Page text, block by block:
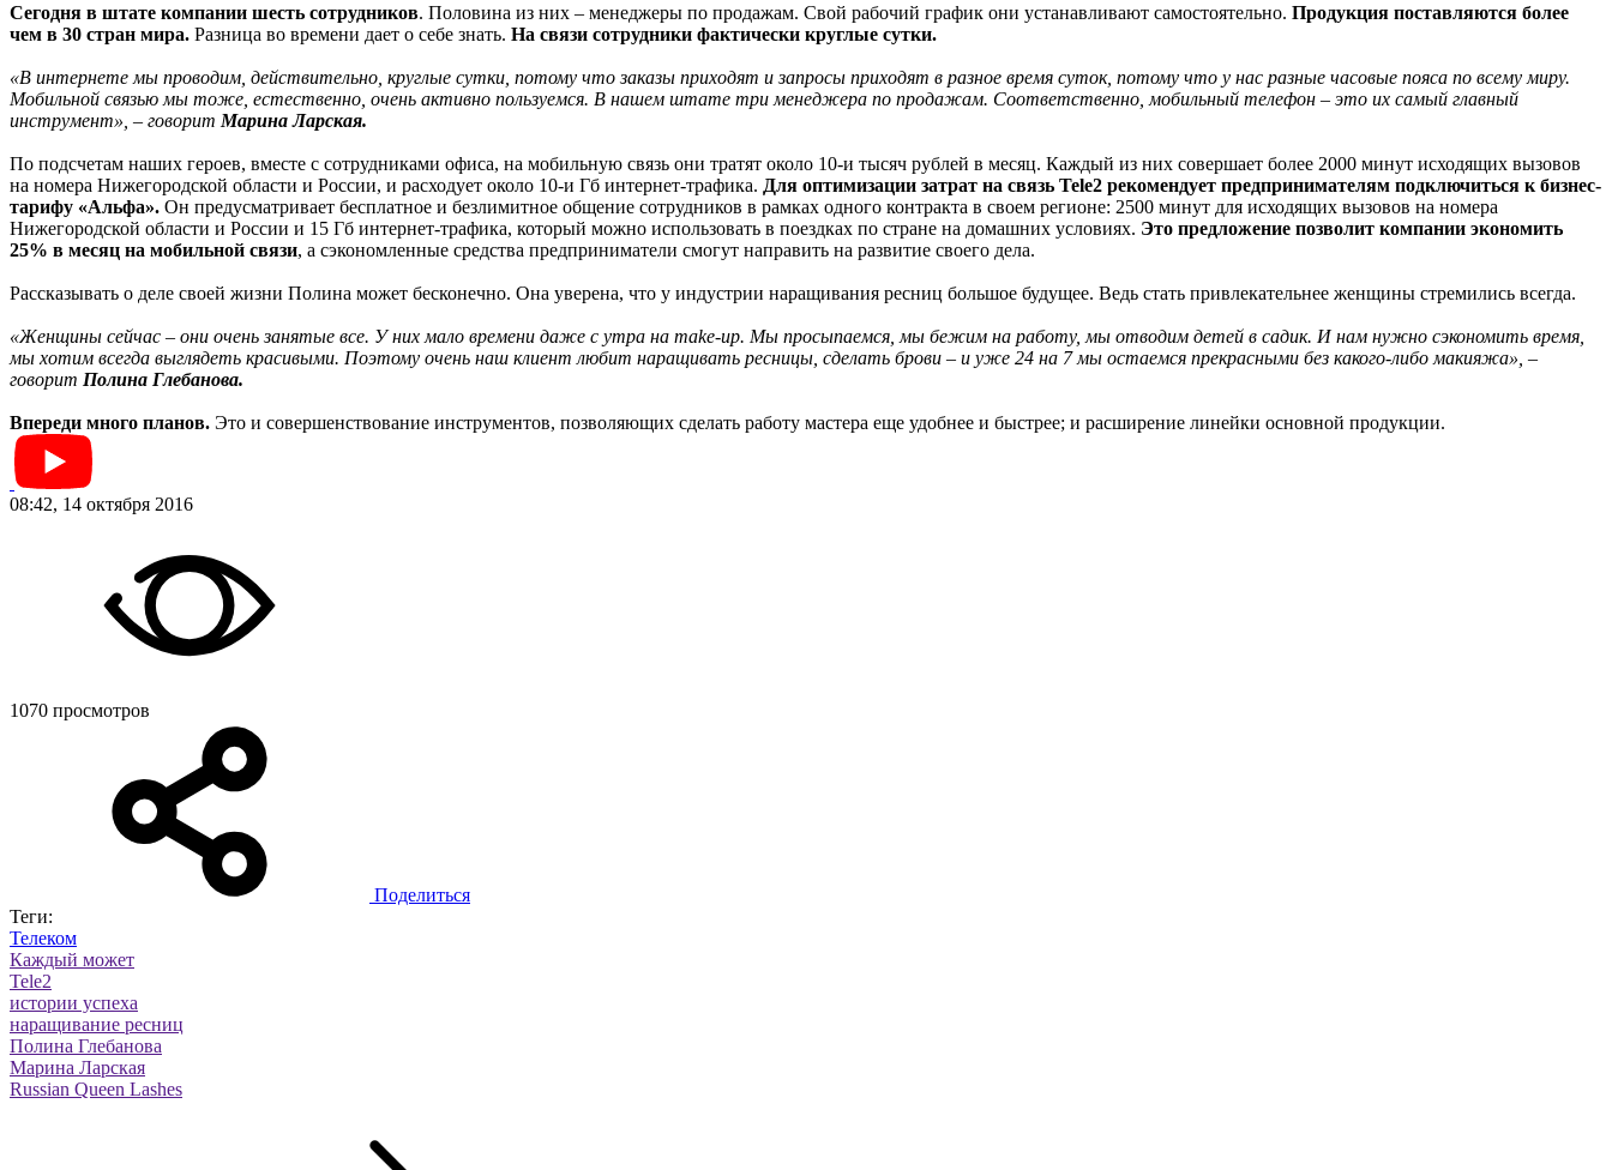
Сегодня в штате компании шесть сотрудников. Половина из них – менеджеры по продажам. Свой рабочий график они устанавливают самостоятельно. Продукция поставляются более
чем в 30 стран мира. Разница во времени дает о себе знать. На связи сотрудники фактически круглые сутки.
«В интернете мы проводим, действительно, круглые сутки, потому что заказы приходят и запросы приходят в разное время суток, потому что у нас разные часовые пояса по всему миру.
Мобильной связью мы тоже, естественно, очень активно пользуемся. В нашем штате три менеджера по продажам. Соответственно, мобильный телефон – это их самый главный
инструмент», – говорит Марина Ларская.
По подсчетам наших героев, вместе с сотрудниками офиса, на мобильную связь они тратят около 10-и тысяч рублей в месяц. Каждый из них совершает более 2000 минут исходящих вызовов
на номера Нижегородской области и России, и расходует около 10-и Гб интернет-трафика. Для оптимизации затрат на связь Tele2 рекомендует предпринимателям подключиться к бизнес-
тарифу «Альфа». Он предусматривает бесплатное и безлимитное общение сотрудников в рамках одного контракта в своем регионе: 2500 минут для исходящих вызовов на номера
Нижегородской области и России и 15 Гб интернет-трафика, который можно использовать в поездках по стране на домашних условиях. Это предложение позволит компании экономить
25% в месяц на мобильной связи, а сэкономленные средства предприниматели смогут направить на развитие своего дела.
Рассказывать о деле своей жизни Полина может бесконечно. Она уверена, что у индустрии наращивания ресниц большое будущее. Ведь стать привлекательнее женщины стремились всегда.
«Женщины сейчас – они очень занятые все. У них мало времени даже с утра на make-up. Мы просыпаемся, мы бежим на работу, мы отводим детей в садик. И нам нужно сэкономить время,
мы хотим всегда выглядеть красивыми. Поэтому очень наш клиент любит наращивать ресницы, сделать брови – и уже 24 на 7 мы остаемся прекрасными без какого-либо макияжа», –
говорит Полина Глебанова.
Впереди много планов. Это и совершенствование инструментов, позволяющих сделать работу мастера еще удобнее и быстрее; и расширение линейки основной продукции.
08:42, 14 октября 2016
1070 просмотров
Поделиться
Теги:
Телеком
Каждый может
Tele2
истории успеха
наращивание ресниц
Полина Глебанова
Марина Ларская
Russian Queen Lashes